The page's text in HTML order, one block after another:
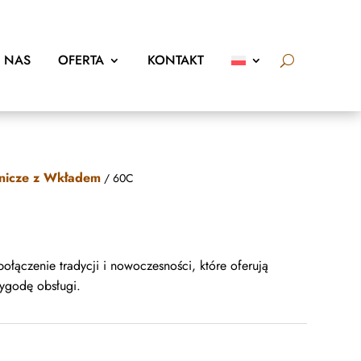
NAS OFERTA KONTAKT
z Wkładem / 60C
tradycji i nowoczesności, które oferują
obsługi.